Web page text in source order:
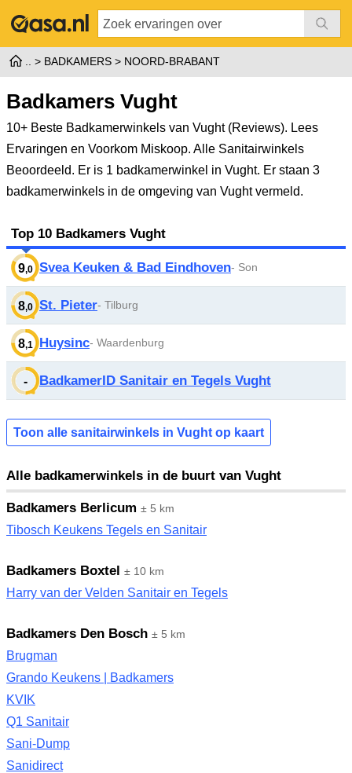
BADKAMERS NOORD-BRABANT
Badkamers Vught
10+ Beste Badkamerwinkels van Vught (Reviews). Lees
Ervaringen en Voorkom Miskoop. Alle Sanitairwinkels
Beoordeeld. Er is 1 badkamerwinkel in Vught. Er staan 3
badkamerwinkels in de omgeving van Vught vermeld.
Top 10 Badkamers Vught
9,0 Svea Keuken & Bad Eindhoven- Son
8,0 St. Pieter- Tilburg
8,1 Huysinc- Waardenburg
- BadkamerID Sanitair en Tegels Vught
Toon alle sanitairwinkels in Vught op kaart
Alle badkamerwinkels in de buurt van Vught
Badkamers Berlicum ± 5 km
Tibosch Keukens Tegels en Sanitair
Badkamers Boxtel ± 10 km
Harry van der Velden Sanitair en Tegels
Badkamers Den Bosch ± 5 km
Brugman
Grando Keukens | Badkamers
KVIK
Q1 Sanitair
Sani-Dump
Sanidirect